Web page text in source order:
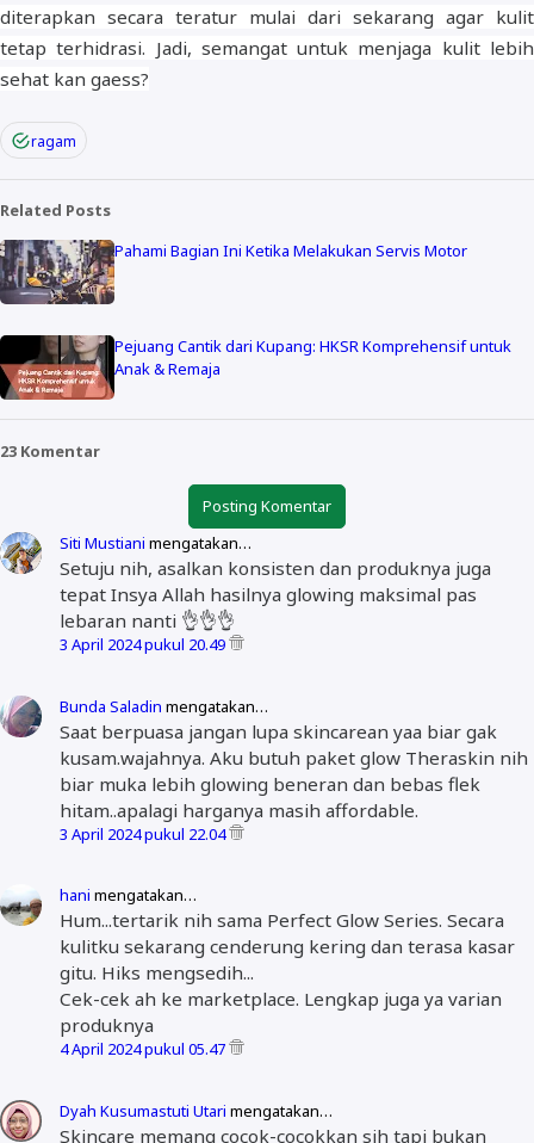
diterapkan secara teratur mulai dari sekarang agar kulit
tetap terhidrasi. Jadi, semangat untuk menjaga kulit lebih
sehat kan gaess?
ragam
Related Posts
Pahami Bagian Ini Ketika Melakukan Servis Motor
Pejuang Cantik dari Kupang: HKSR Komprehensif untuk
Anak & Remaja
23 Komentar
Posting Komentar
Siti Mustiani mengatakan…
Setuju nih, asalkan konsisten dan produknya juga
tepat Insya Allah hasilnya glowing maksimal pas
lebaran nanti 👌👌👌
3 April 2024 pukul 20.49
Bunda Saladin mengatakan…
Saat berpuasa jangan lupa skincarean yaa biar gak
kusam.wajahnya. Aku butuh paket glow Theraskin nih
biar muka lebih glowing beneran dan bebas flek
hitam..apalagi harganya masih affordable.
3 April 2024 pukul 22.04
hani mengatakan…
Hum...tertarik nih sama Perfect Glow Series. Secara
kulitku sekarang cenderung kering dan terasa kasar
gitu. Hiks mengsedih...
Cek-cek ah ke marketplace. Lengkap juga ya varian
produknya
4 April 2024 pukul 05.47
Dyah Kusumastuti Utari mengatakan…
Skincare memang cocok-cocokkan sih tapi bukan